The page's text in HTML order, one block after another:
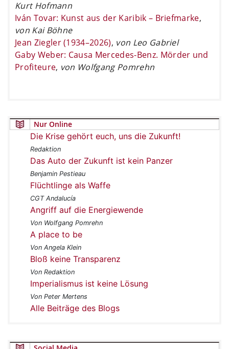
Kurt Hofmann
Iván Tovar: Kunst aus der Karibik – Briefmarke,
von Kai Böhne
Jean Ziegler (1934–2026), von Leo Gabriel
Gaby Weber: Causa Mercedes-Benz. Mörder und
Profiteure, von Wolfgang Pomrehn
Nur Online
Die Krise gehört euch, uns die Zukunft!
Redaktion
Das Auto der Zukunft ist kein Panzer
Benjamin Pestieau
Flüchtlinge als Waffe
CGT Andalucía
Angriff auf die Energiewende
Von Wolfgang Pomrehn
A place to be
Von Angela Klein
Bloß keine Transparenz
Von Redaktion
Imperialismus ist keine Lösung
Von Peter Mertens
Alle Beiträge des Blogs